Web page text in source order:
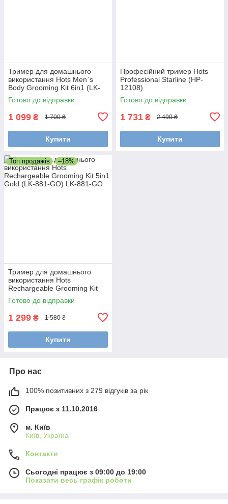
Тример для домашнього
використання Hots Men`s
Body Grooming Kit 6in1 (LK-
860)
Готово до відправки
1 099 ₴ 1 700 ₴
Купити
Професійний тример Hots
Professional Starline (HP-
12108)
Готово до відправки
1 731 ₴ 2 490 ₴
Купити
Топ продажів –18%
Тример для домашнього
використання Hots
Rechargeable Grooming Kit
5in1 Gold (LK-881-GO)
Готово до відправки
1 299 ₴ 1 580 ₴
Купити
Про нас
100% позитивних з 279 відгуків за рік
Працює з 11.10.2016
м. Київ
Київ, Україна
Контакти
Сьогодні працює з 09:00 до 19:00
Показати весь графік роботи